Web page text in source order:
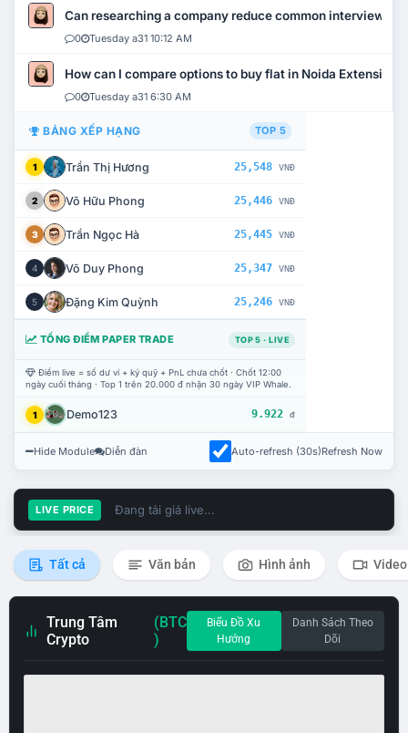
Can researching a company reduce common interview
0 Tuesday a31 10:12 AM
How can I compare options to buy flat in Noida Extension?
0 Tuesday a31 6:30 AM
BẢNG XẾP HẠNG TOP 5
1 Trần Thị Hương 25,548 VNĐ
2 Võ Hữu Phong 25,446 VNĐ
3 Trần Ngọc Hà 25,445 VNĐ
4 Võ Duy Phong 25,347 VNĐ
5 Đặng Kim Quỳnh 25,246 VNĐ
TỔNG ĐIỂM PAPER TRADE TOP 5 · LIVE
Điểm live = số dư ví + ký quỹ + PnL chưa chốt · Chốt 12:00
ngày cuối tháng · Top 1 trên 20.000 đ nhận 30 ngày VIP Whale.
1 Demo123 9.922 đ
Hide Module Diễn đàn Auto-refresh (30s)Refresh Now
LIVE PRICE Đang tải giá live...
Tất cả Văn bản Hình ảnh Video
Trung Tâm
Crypto
(BTC
)
Biểu Đồ Xu
Hướng
Danh Sách Theo
Dõi